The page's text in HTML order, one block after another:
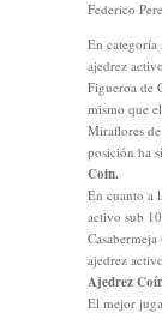
Federico
En categoría
ajedrez
Figueroa de
mismo que
Miraflores
posición ha
Coin.
En cuanto a
activo sub
ajedrez
Ajedrez
El mejor